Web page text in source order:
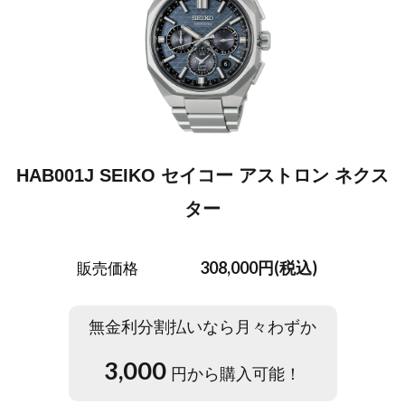
HAB001J SEIKO セイコー アストロン ネクス
ター
販売価格 308,000円(税込)
無金利分割払いなら月々わずか
3,000 円から購入可能！